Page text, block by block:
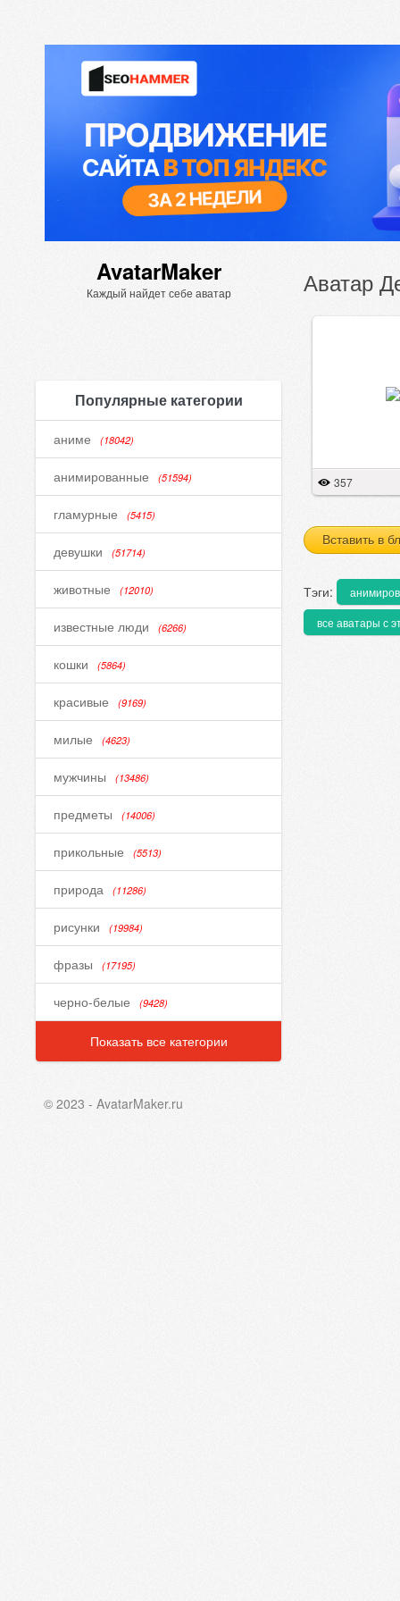
AvatarMaker
Каждый найдет себе аватар
Популярные категории
аниме (18042)
анимированные (51594)
гламурные (5415)
девушки (51714)
животные (12010)
известные люди (6266)
кошки (5864)
красивые (9169)
милые (4623)
мужчины (13486)
предметы (14006)
прикольные (5513)
природа (11286)
рисунки (19984)
фразы (17195)
черно-белые (9428)
Показать все категории
Аватар
357
Вставить в
Тэги:
все аватары с
© 2023 - AvatarMaker.ru